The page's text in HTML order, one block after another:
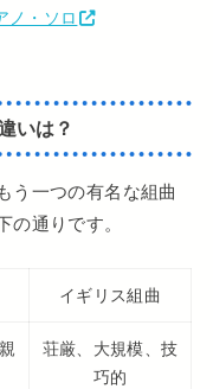
ノ・ソロ
いは？
う一つの有名な組曲
通りです。
イギリス組曲
荘厳、大規模、技
巧的